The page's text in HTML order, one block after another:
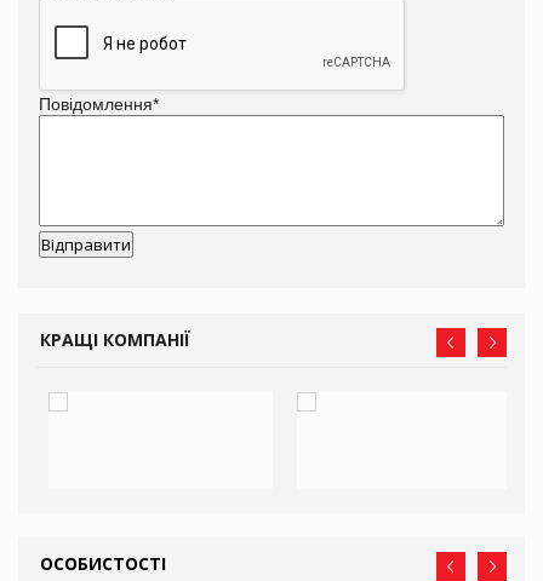
Повідомлення*
КРАЩІ КОМПАНІЇ
ОСОБИСТОСТІ